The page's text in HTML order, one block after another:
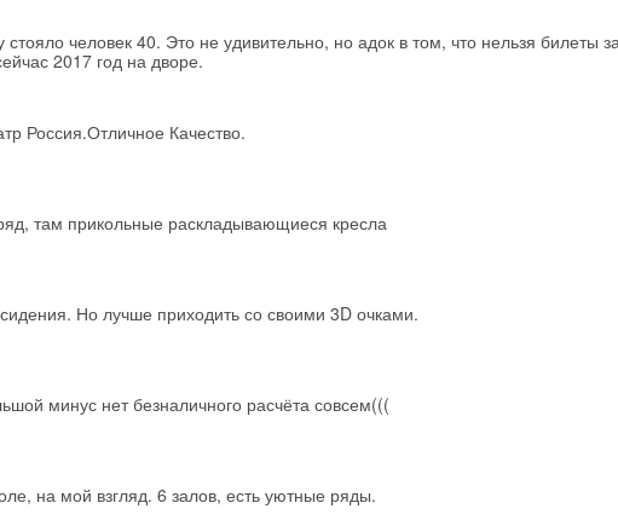
человек 40. Это не удивительно, но адок в том, что нельзя билеты
2017 год на дворе.
Россия.Отличное Качество.
там прикольные раскладывающиеся кресла
Но лучше приходить со своими 3D очками.
минус нет безналичного расчёта совсем(((
на мой взгляд. 6 залов, есть уютные ряды.